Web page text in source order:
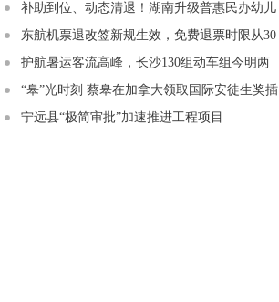
市玩起“跨次元”
补助到位、动态清退！湖南升级普惠民办幼儿
园认定与管理
东航机票退改签新规生效，免费退票时限从30
天缩至14天
护航暑运客流高峰，长沙130组动车组今明两
日全部上线运行
“皋”光时刻 蔡皋在加拿大领取国际安徒生奖插
画家奖
宁远县“极简审批”加速推进工程项目